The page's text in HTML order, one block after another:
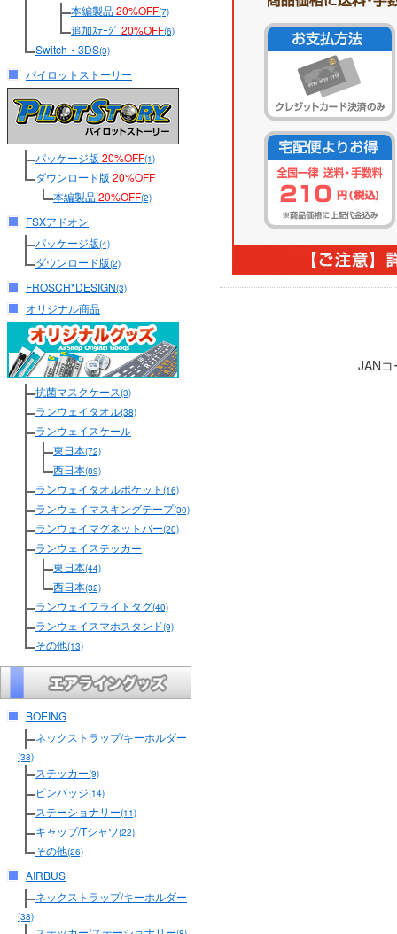
本編製品20%OFF(7)
追加ｽﾃｰｼﾞ 20%OFF(6)
Switch・3DS(3)
パイロットストーリー
パッケージ版 20%OFF(1)
ダウンロード版 20%OFF
本編製品20%OFF(2)
FSXアドオン
パッケージ版(4)
ダウンロード版(2)
FROSCH*DESIGN(3)
オリジナル商品
抗菌マスクケース(3)
ランウェイタオル(38)
ランウェイスケール
東日本(72)
西日本(89)
ランウェイタオルポケット (16)
ランウェイマスキングテープ(30)
ランウェイマグネットバー(20)
ランウェイステッカー
東日本(44)
西日本(32)
ランウェイフライトタグ(40)
ランウェイスマホスタンド(9)
その他(13)
BOEING
ネックストラップ/キーホルダー
(38)
ステッカー(9)
ピンバッジ(14)
ステーショナリー(11)
キャップ/Tシャツ(22)
その他(26)
AIRBUS
ネックストラップ/キーホルダー
(38)
JAN